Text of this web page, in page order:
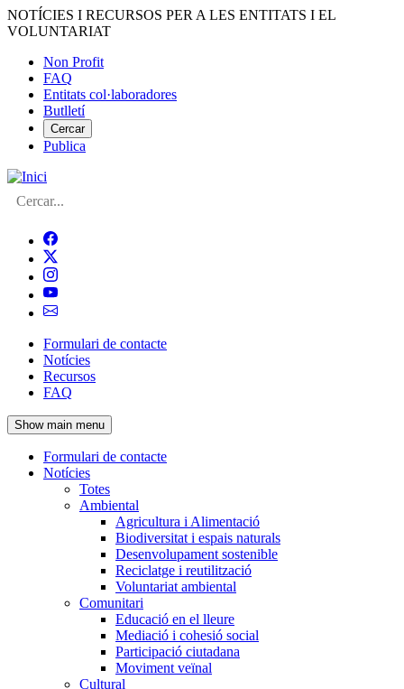
Vés
al
NOTÍCIES I RECURSOS PER A LES ENTITATS I EL
VOLUNTARIAT
Menú
del
compte
d'usuari
Non Profit
FAQ
Entitats col·laboradores
Butlletí
Cercar
Publica
Cerca
Navegació
principal
de
l'encapçalament
Formulari de contacte
Notícies
Recursos
FAQ
Show main menu
Navegació
principal
Formulari de contacte
Notícies
Totes
Ambiental
Agricultura i Alimentació
Biodiversitat i espais naturals
Desenvolupament sostenible
Reciclatge i reutilització
Voluntariat ambiental
Comunitari
Educació en el lleure
Mediació i cohesió social
Participació ciutadana
Moviment veïnal
Cultural